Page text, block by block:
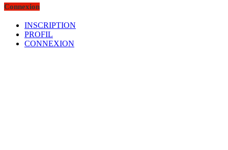
Connexion
INSCRIPTION
PROFIL
CONNEXION